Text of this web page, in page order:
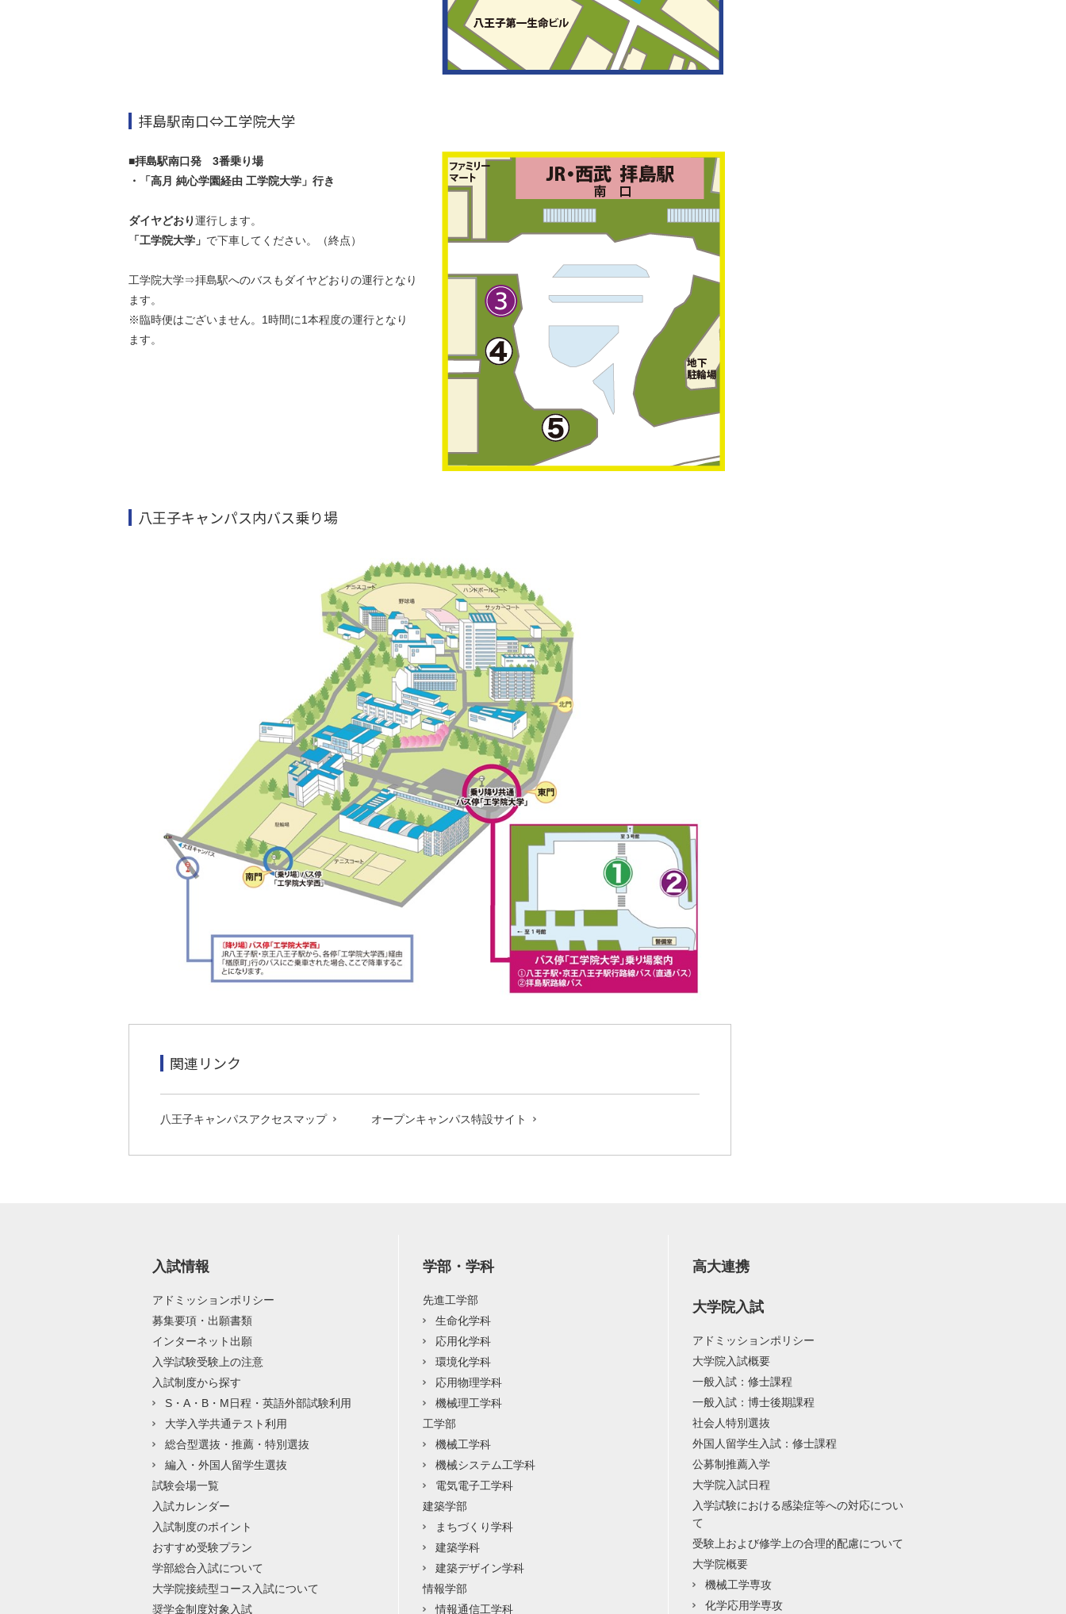
拝島駅南口⇔工学院大学
■拝島駅南口発 3番乗り場
・「高月 純心学園経由 工学院大学」行き
ダイヤどおり運行します。
「工学院大学」 で下車してください。（終点）
工学院大学⇒拝島駅へのバスもダイヤどおりの運行となり
ます。
※臨時便はございません。1時間に1本程度の運行となり
ます。
八王子キャンパス内バス乗り場
関連リンク
八王子キャンパスアクセスマップ オープンキャンパス特設サイト
入試情報
アドミッションポリシー
募集要項・出願書類
インターネット出願
入学試験受験上の注意
入試制度から探す
S・A・B・M日程・英語外部試験利用
大学入学共通テスト利用
総合型選抜・推薦・特別選抜
編入・外国人留学生選抜
試験会場一覧
入試カレンダー
入試制度のポイント
おすすめ受験プラン
学部総合入試について
大学院接続型コース入試について
奨学金制度対象入試
学部・学科
先進工学部
生命化学科
応用化学科
環境化学科
応用物理学科
機械理工学科
工学部
機械工学科
機械システム工学科
電気電子工学科
建築学部
まちづくり学科
建築学科
建築デザイン学科
情報学部
情報通信工学科
高大連携
大学院入試
アドミッションポリシー
大学院入試概要
一般入試：修士課程
一般入試：博士後期課程
社会人特別選抜
外国人留学生入試：修士課程
公募制推薦入学
大学院入試日程
入学試験における感染症等への対応につい
て
受験上および修学上の合理的配慮について
大学院概要
機械工学専攻
化学応用学専攻